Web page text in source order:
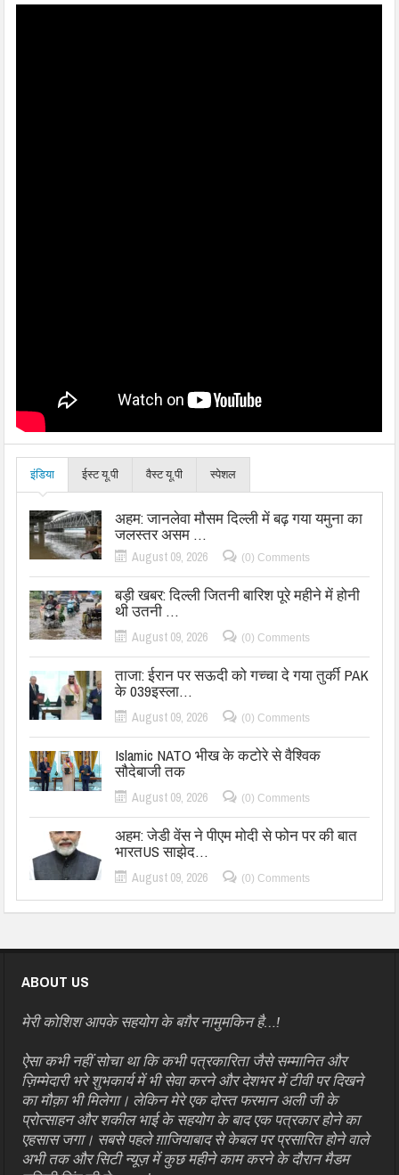
इंडिया ईस्ट यू.पी वैस्ट यू.पी स्पेशल
अहम: जानलेवा मौसम दिल्ली में बढ़ गया यमुना का
जलस्तर असम …
August 09, 2026 (0) Comments
बड़ी खबर: दिल्ली जितनी बारिश पूरे महीने में होनी
थी उतनी …
August 09, 2026 (0) Comments
ताजा: ईरान पर सऊदी को गच्चा दे गया तुर्की PAK
के 039इस्ला…
August 09, 2026 (0) Comments
Islamic NATO भीख के कटोरे से वैश्विक
सौदेबाजी तक
August 09, 2026 (0) Comments
अहम: जेडी वेंस ने पीएम मोदी से फोन पर की बात
भारतUS साझेद…
August 09, 2026 (0) Comments
ABOUT US
मेरी कोशिश आपके सहयोग के बग़ैर नामुमकिन है…!
ऐसा कभी नहीं सोचा था कि कभी पत्रकारिता जैसे सम्मानित और
ज़िम्मेदारी भरे शुभकार्य में भी सेवा करने और देशभर में टीवी पर दिखने
का मौक़ा भी मिलेगा। लेकिन मेरे एक दोस्त फरमान अली जी के
प्रोत्साहन और शकील भाई के सहयोग के बाद एक पत्रकार होने का
एहसास जगा। सबसे पहले ग़ाजियाबाद से केबल पर प्रसारित होने वाले
अभी तक और सिटी न्यूज़ में कुछ महीने काम करने के दौरान मैडम